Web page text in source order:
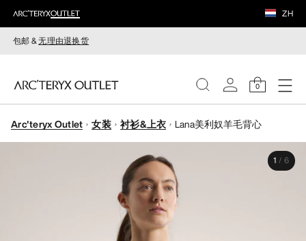
ZH
包邮 &无理由退换货
0
女装
Arc'teryx Outlet 女装 衬衫&上衣 Lana美利奴羊毛背心
1 / 6